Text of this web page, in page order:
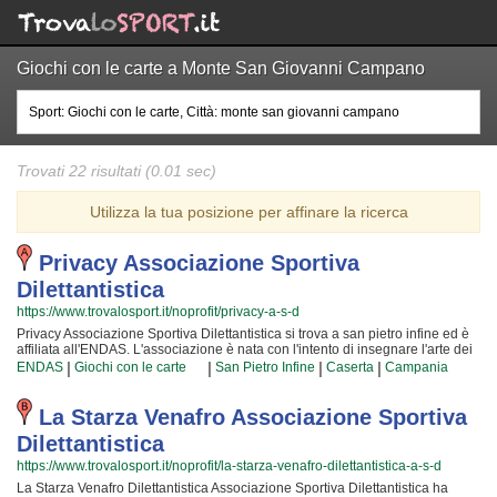
Giochi con le carte a Monte San Giovanni Campano
Trovati 22 risultati (0.01 sec)
Utilizza la tua posizione per affinare la ricerca
Privacy Associazione Sportiva
Dilettantistica
https://www.trovalosport.it/noprofit/privacy-a-s-d
Privacy Associazione Sportiva Dilettantistica si trova a san pietro infine ed è
affiliata all'ENDAS. L'associazione è nata con l'intento di insegnare l'arte dei
giochi con le carte e di mettere alla prova ciò che i loro soci scoprono ogni
giorno che ci frequentano! Le loro attività si svolgono in incontri mensili e
danno a chiunque l'opportunità di imparare gli uni dagli altri e di verificare i
progressi nel tempo, ma anche di poter confrontare idee e nuove soluzioni! I
loro iscritti "storici" sono tra i più preparati della provincia e sono ormai
affiatati da lustri di strettissima collaborazione; per loro non c'è attività più
bella che condividere la propria esperienza con i nuovi iscritti! Il divertimento
che scaturisce facendo giochi con le carte rende questa attività davvero
speciale, per cui, una volta che avrete iniziato, non potrete più dimenticarla!!
ENDAS | Giochi con le carte | San Pietro Infine | Caserta | Campania
La Starza Venafro Associazione Sportiva
Dilettantistica
https://www.trovalosport.it/noprofit/la-starza-venafro-dilettantistica-a-s-d
La Starza Venafro Dilettantistica Associazione Sportiva Dilettantistica ha